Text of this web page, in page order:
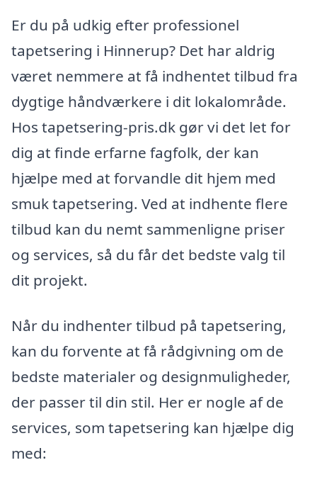
Er du på udkig efter professionel
tapetsering i Hinnerup? Det har aldrig
været nemmere at få indhentet tilbud fra
dygtige håndværkere i dit lokalområde.
Hos tapetsering-pris.dk gør vi det let for
dig at finde erfarne fagfolk, der kan
hjælpe med at forvandle dit hjem med
smuk tapetsering. Ved at indhente flere
tilbud kan du nemt sammenligne priser
og services, så du får det bedste valg til
dit projekt.
Når du indhenter tilbud på tapetsering,
kan du forvente at få rådgivning om de
bedste materialer og designmuligheder,
der passer til din stil. Her er nogle af de
services, som tapetsering kan hjælpe dig
med: